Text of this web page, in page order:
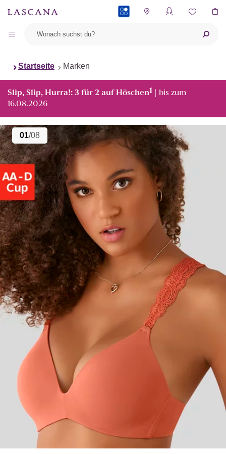
Startseite Marken
Slip, Slip, Hurra!: 3 für 2 auf Höschen1 | bis zum
16.08.2026
01/08